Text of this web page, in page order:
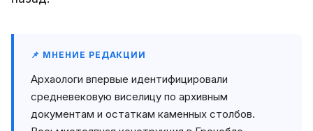
📌 МНЕНИЕ РЕДАКЦИИ
Архаологи впервые идентифицировали
средневековую виселицу по архивным
документам и остаткам каменных столбов.